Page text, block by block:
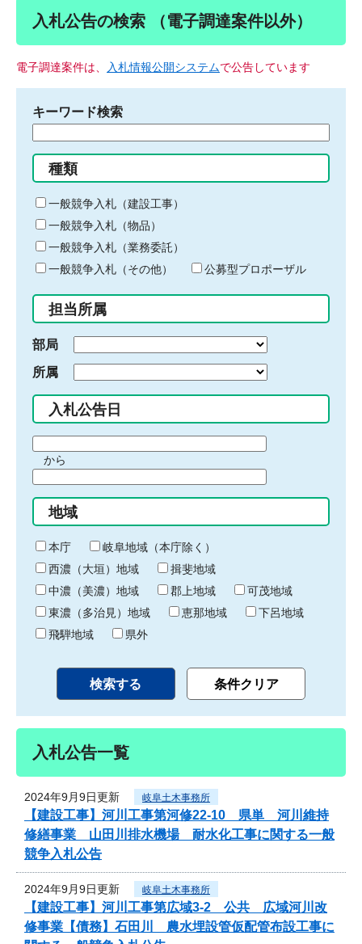
入札公告の検索 （電子調達案件以外）
電子調達案件は、 入札情報公開システムで公告しています
キーワード検索
る
キ
ー
ワ
ー
ド
入
力
種類
一般競争入札（建設工事）
一般競争入札（物品）
一般競争入札（業務委託）
一般競争入札（その他）
公募型プロポーザル
担当所属
部局
所属
入札公告日
間
始
り
から
間
終
わ
り
地域
本庁
岐阜地域（本庁除く）
西濃（大垣）地域
揖斐地域
中濃（美濃）地域
郡上地域
可茂地域
東濃（多治見）地域
恵那地域
下呂地域
飛騨地域
県外
入札公告一覧
2024年9月9日更新 岐阜土木事務所
【建設工事】河川工事第河修22-10 県単 河川維持
修繕事業 山田川排水機場 耐水化工事に関する一般
競争入札公告
2024年9月9日更新 岐阜土木事務所
【建設工事】河川工事第広域3-2 公共 広域河川改
修事業【債務】石田川 農水埋設管仮配管布設工事に